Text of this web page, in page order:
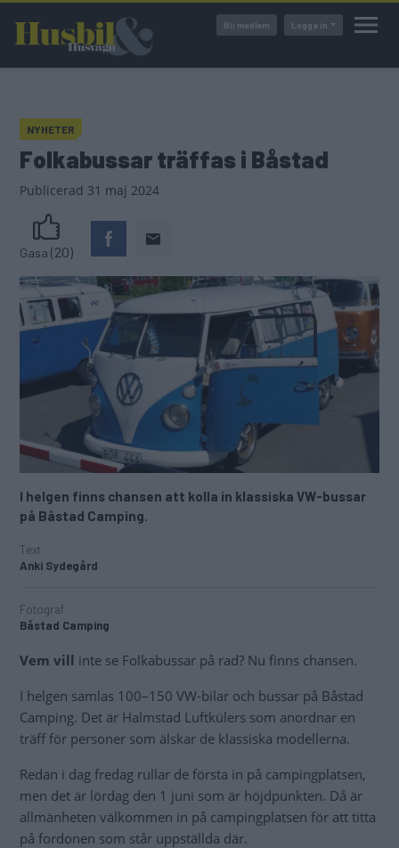
huvudinnehåll
Bli medlem Logga in
NYHETER
Folkabussar träffas i Båstad
Publicerad 31 maj 2024
Gasa (20)
I helgen finns chansen att kolla in klassiska VW-bussar
på Båstad Camping.
Text
Anki Sydegård
Fotograf
Båstad Camping
Vem vill inte se Folkabussar på rad? Nu finns chansen.
I helgen samlas 100–150 VW-bilar och bussar på Båstad
Camping. Det är Halmstad Luftkülers som anordnar en
träff för personer som älskar de klassiska modellerna.
Redan i dag fredag rullar de första in på campingplatsen,
men det är lördag den 1 juni som är höjdpunkten. Då är
allmänheten välkommen in på campingplatsen för att titta
på fordonen som står uppställda där.